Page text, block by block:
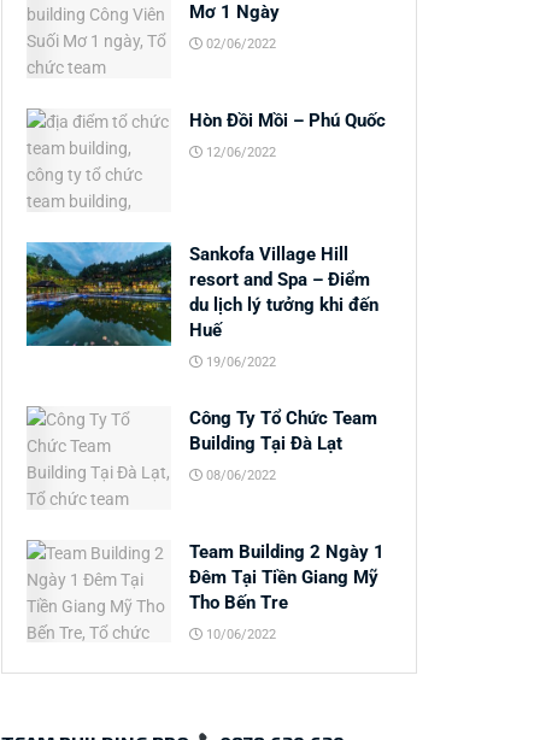
Mơ 1 Ngày
02/06/2022
Hòn Đồi Mồi – Phú Quốc
12/06/2022
Sankofa Village Hill
resort and Spa – Điểm
du lịch lý tưởng khi đến
Huế
19/06/2022
Công Ty Tổ Chức Team
Building Tại Đà Lạt
08/06/2022
Team Building 2 Ngày 1
Đêm Tại Tiền Giang Mỹ
Tho Bến Tre
10/06/2022